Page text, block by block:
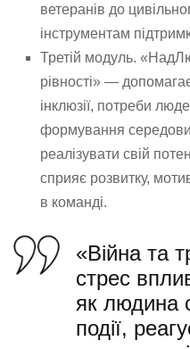
ветеранів до
інструментам
Третій модуль.
рівності» —
інклюзії, потреби
формування
реалізувати свій
сприяє розвитку,
в команді.
«Війна та
стрес
як людина
події,